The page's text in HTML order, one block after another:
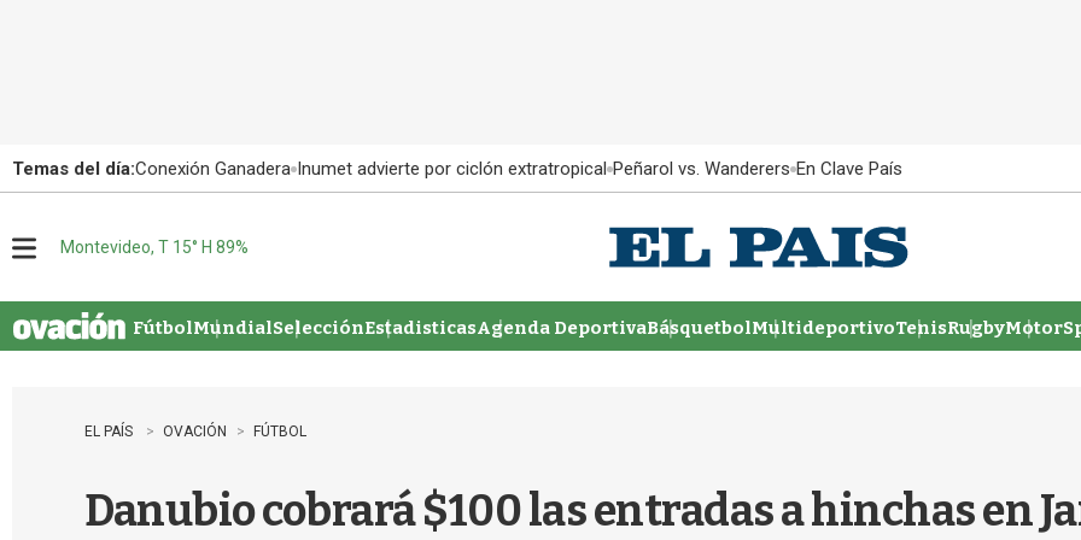
Temas del día:Conexión Ganadera Inumet advierte por ciclón extratropical Peñarol vs. Wanderers En Clave País
u
Montevideo, T 15° H 89%
FútbolMundialSelecciónEstadisticasAgenda DeportivaBásquetbolMultideportivoTenisRugby
EL PAÍS OVACIÓN FÚTBOL
Danubio cobrará $100 las entradas a hinchas en